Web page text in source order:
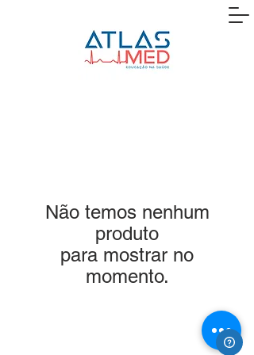
Não temos nenhum
produto
para mostrar no
momento.